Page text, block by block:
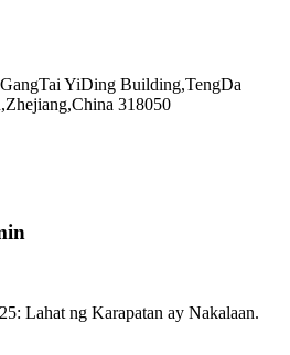
YiDing Building,TengDa
318050
Lahat ng Karapatan ay Nakalaan.